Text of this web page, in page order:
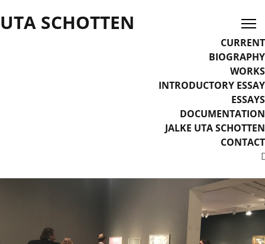
UTA SCHOTTEN
CURRENT
BIOGRAPHY
WORKS
INTRODUCTORY ESSAY
ESSAYS
DOCUMENTATION
JALKE UTA SCHOTTEN
CONTACT